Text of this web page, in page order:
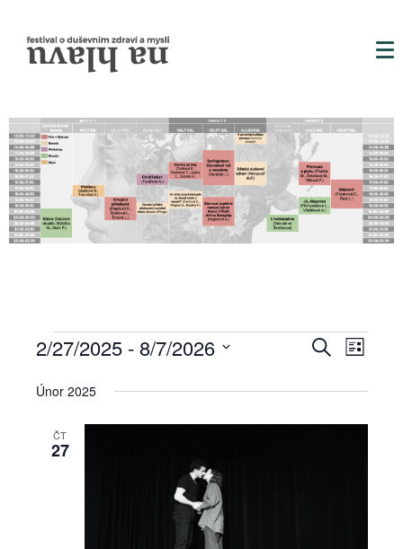
N
a
v
H
d
t
N
a
v
i
S
2/27/2025 - 8/7/2026
y
b
Únor 2025
ČT
27